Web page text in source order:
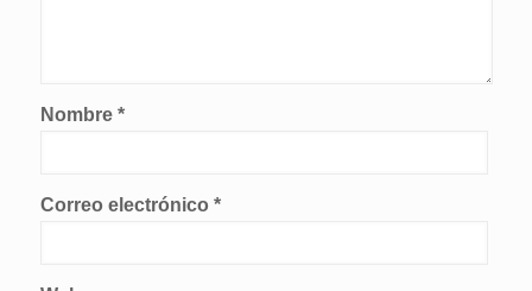
Nombre *
Correo electrónico *